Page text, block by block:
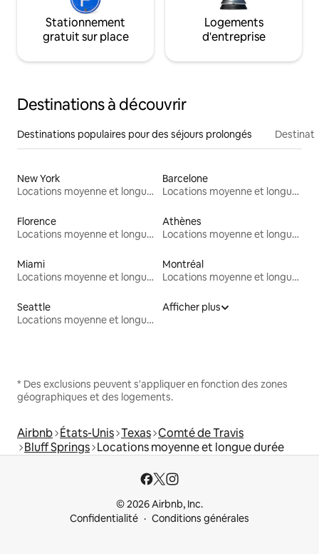
Stationnement
gratuit sur place
Logements
d'entreprise
Destinations à découvrir
Destinations populaires pour des séjours prolongés
New York
Locations moyenne et longue durée
Barcelone
Locations moyenne et longue durée
Florence
Locations moyenne et longue durée
Athènes
Locations moyenne et longue durée
Miami
Locations moyenne et longue durée
Montréal
Locations moyenne et longue durée
Seattle
Locations moyenne et longue durée
Afficher plus
* Des exclusions peuvent s'appliquer en fonction des zones
géographiques et des logements.
Airbnb États-Unis Texas Comté de Travis
Bluff Springs Locations moyenne et longue durée
© 2026 Airbnb, Inc.
Confidentialité
Conditions générales